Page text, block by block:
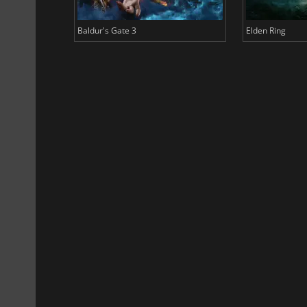
Baldur's Gate 3 Elden Ring